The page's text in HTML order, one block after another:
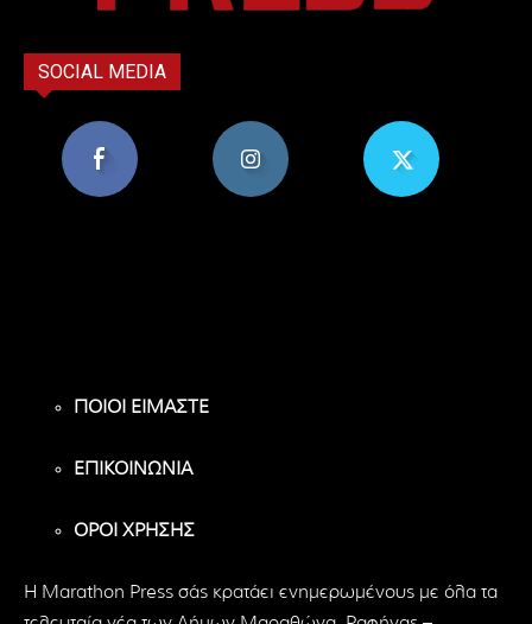
SOCIAL MEDIA
ΠΟΙΟΙ ΕΙΜΑΣΤΕ
ΕΠΙΚΟΙΝΩΝΙΑ
ΟΡΟΙ ΧΡΗΣΗΣ
H Marathon Press σάς κρατάει ενημερωμένους με όλα τα